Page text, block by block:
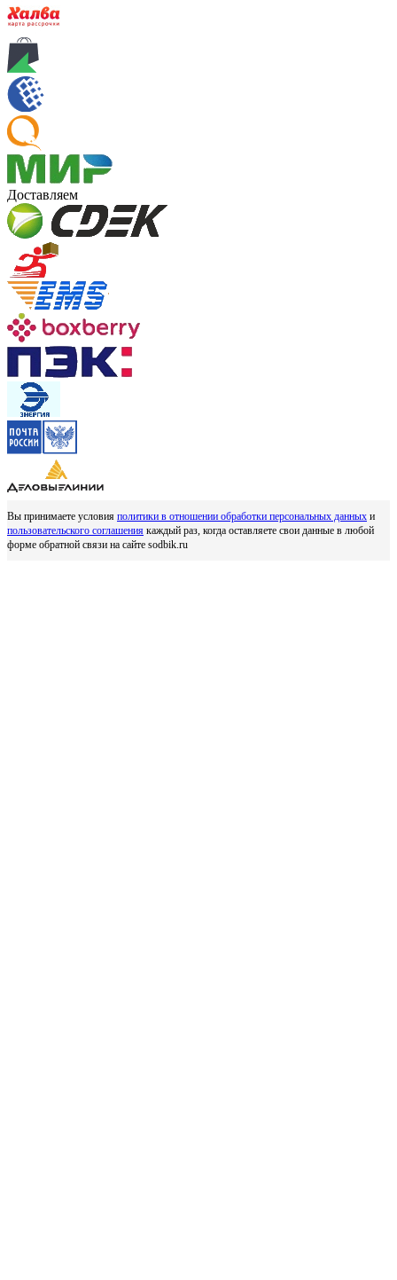
Доставляем
Вы принимаете условия политики в отношении обработки персональных данных и
пользовательского соглашения каждый раз, когда оставляете свои данные в любой
форме обратной связи на сайте sodbik.ru